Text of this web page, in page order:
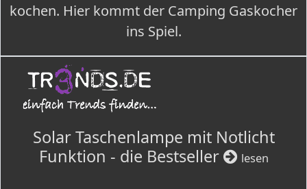
kochen. Hier kommt der Camping Gaskocher
ins Spiel.
Solar Taschenlampe mit Notlicht
Funktion - die Bestseller
lesen